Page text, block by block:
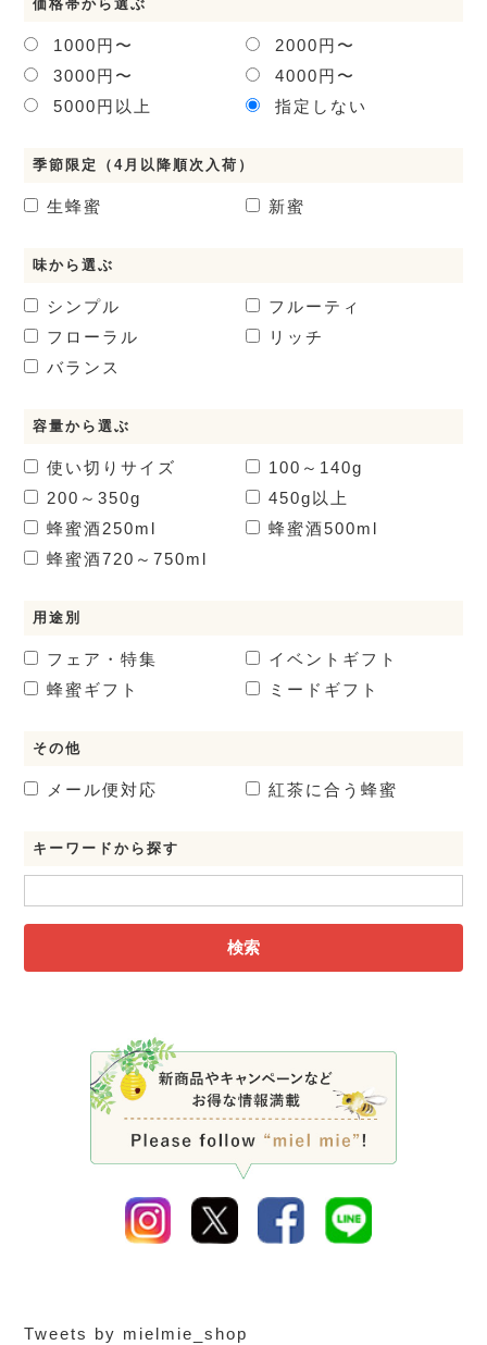
価格帯から選ぶ
1000円〜
2000円〜
3000円〜
4000円〜
5000円以上
指定しない
季節限定（4月以降順次入荷）
生蜂蜜 新蜜
味から選ぶ
シンプル
フルーティ
フローラル
リッチ
バランス
容量から選ぶ
使い切りサイズ
100～140g
200～350g
450g以上
蜂蜜酒250ml 蜂蜜酒500ml
蜂蜜酒720～750ml
用途別
フェア・特集
イベントギフト
蜂蜜ギフト
ミードギフト
その他
メール便対応 紅茶に合う蜂蜜
キーワードから探す
検索
Tweets by mielmie_shop